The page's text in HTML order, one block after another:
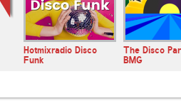
Hotmixradio Disco
Funk
The Disco
BMG